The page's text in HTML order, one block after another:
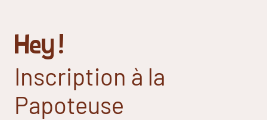
Hey !
Inscription à la
Papoteuse